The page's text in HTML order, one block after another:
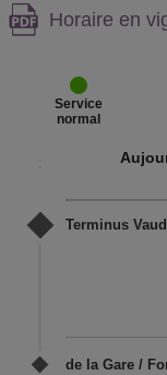
Attention,
Horaire en
Service
normal
Terminus
de la Gare /